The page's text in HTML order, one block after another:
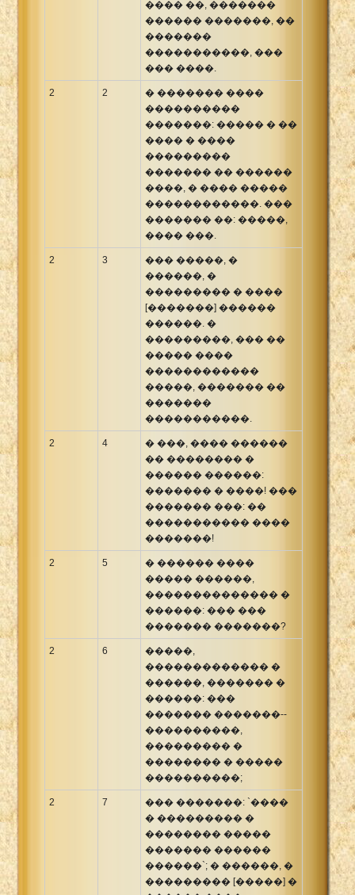
���� ��, �������
������ �������, ��
�������
�����������, ���
��� ����.
2 2
� ������� ����
����������
�������: ����� � ��
���� � ����
���������
������� �� ������
����, � ���� �����
������������. ���
������� ��: �����,
���� ���.
2 3
��� �����, �
������, �
��������� � ����
[�������] ������
������. �
���������, ��� ��
����� ����
������������
�����, ������� ��
�������
�����������.
2 4
� ���, ���� ������
�� �������� �
������ ������:
������� � ����! ���
������� ���: ��
����������� ����
�������!
2 5
� ������ ����
����� ������,
�������������� �
������: ��� ���
������� �������?
2 6
�����,
������������� �
������, ������� �
������: ���
������� �������--
����������,
��������� �
�������� � �����
����������;
2 7
��� �������: `����
� ��������� �
�������� �����
������� ������
������`; � ������, �
��������� [�����] �